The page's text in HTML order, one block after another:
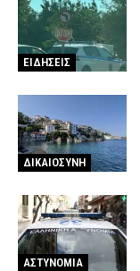
ΕΙΔΗΣΕΙΣ
ΔΙΚΑΙΟΣΥΝΗ
ΑΣΤΥΝΟΜΙΑ